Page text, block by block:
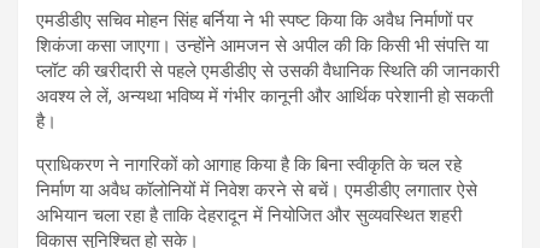
एमडीडीए सचिव मोहन सिंह बर्निया ने भी स्पष्ट किया कि अवैध निर्माणों पर
शिकंजा कसा जाएगा। उन्होंने आमजन से अपील की कि किसी भी संपत्ति या
प्लॉट की खरीदारी से पहले एमडीडीए से उसकी वैधानिक स्थिति की जानकारी
अवश्य ले लें, अन्यथा भविष्य में गंभीर कानूनी और आर्थिक परेशानी हो सकती
है।
प्राधिकरण ने नागरिकों को आगाह किया है कि बिना स्वीकृति के चल रहे
निर्माण या अवैध कॉलोनियों में निवेश करने से बचें। एमडीडीए लगातार ऐसे
अभियान चला रहा है ताकि देहरादून में नियोजित और सुव्यवस्थित शहरी
विकास सुनिश्चित हो सके।